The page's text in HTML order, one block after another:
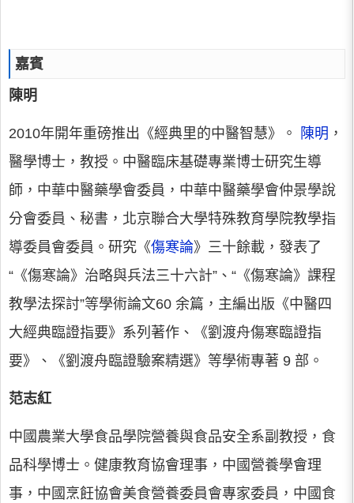
嘉賓
陳明
2010年開年重磅推出《經典里的中醫智慧》。 陳明 ，
醫學博士，教授。中醫臨床基礎專業博士研究生導
師，中華中醫藥學會委員，中華中醫藥學會仲景學說
分會委員、秘書，北京聯合大學特殊教育學院教學指
導委員會委員。研究《傷寒論》三十餘載，發表了
“《傷寒論》治略與兵法三十六計”、“《傷寒論》課程
教學法探討”等學術論文60 余篇，主編出版《中醫四
大經典臨證指要》系列著作、《劉渡舟傷寒臨證指
要》、《劉渡舟臨證驗案精選》等學術專著 9 部。
范志紅
中國農業大學食品學院營養與食品安全系副教授，食
品科學博士。健康教育協會理事，中國營養學會理
事，中國烹飪協會美食營養委員會專家委員，中國食